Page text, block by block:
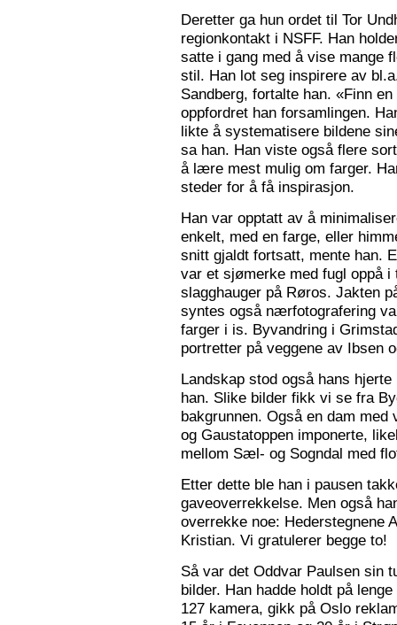
Deretter ga hun ordet til Tor
regionkontakt i NSFF. Han
satte i gang med å vise mange
stil. Han lot seg inspirere av
Sandberg, fortalte han. «Finn
oppfordret han forsamlingen.
likte å systematisere bildene
sa han. Han viste også flere
å lære mest mulig om farger.
steder for å få inspirasjon.
Han var opptatt av å
enkelt, med en farge, eller
snitt gjaldt fortsatt, mente han.
var et sjømerke med fugl oppå
slagghauger på Røros. Jakten
syntes også nærfotografering
farger i is. Byvandring i
portretter på veggene av Ibsen
Landskap stod også hans
han. Slike bilder fikk vi se fra
bakgrunnen. Også en dam
og Gaustatoppen imponerte,
mellom Sæl- og Sogndal med
Etter dette ble han i pausen
gaveoverrekkelse. Men også
overrekke noe: Hederstegnene
Kristian. Vi gratulerer begge to!
Så var det Oddvar Paulsen sin
bilder. Han hadde holdt på
127 kamera, gikk på Oslo